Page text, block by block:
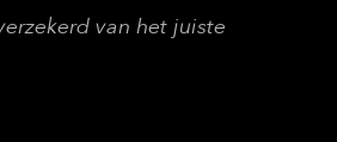
van het juiste